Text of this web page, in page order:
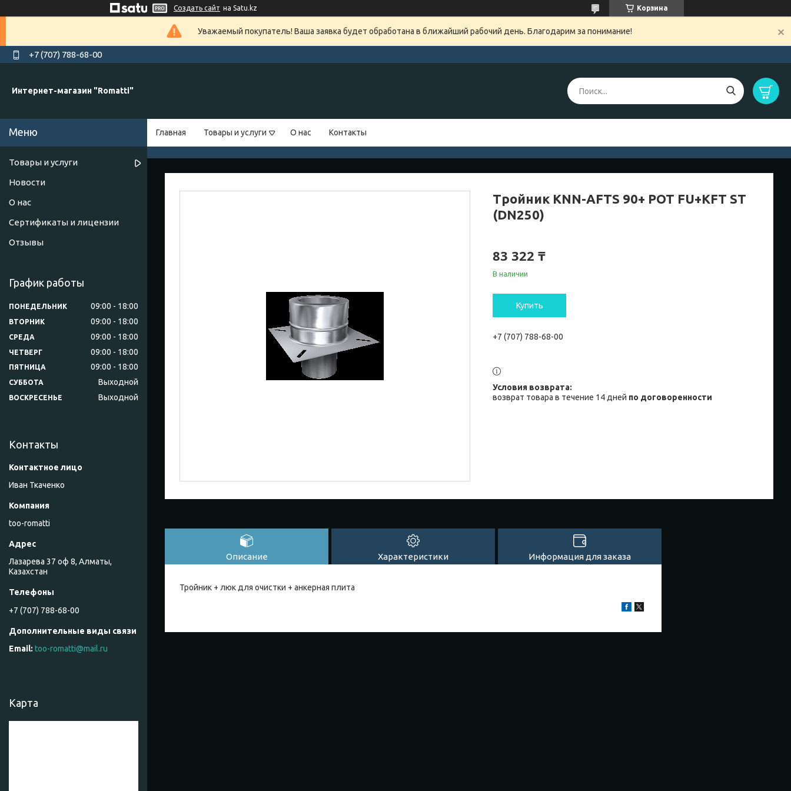
Создать сайт на Satu.kz Корзина
Уважаемый покупатель! Ваша заявка будет обработана в ближайший рабочий день. Благодарим за понимание!
+7 (707) 788-68-00
Интернет-магазин "Romatti"
Главная Товары и услуги О нас Контакты
Тройник KNN-AFTS 90+ POT FU+KFT ST
(DN250)
83 322 ₸
В наличии
Купить
+7 (707) 788-68-00
возврат товара в течение 14 дней по договоренности
Описание Характеристики Информация для заказа
Тройник + люк для очистки + анкерная плита
Товары и услуги
Новости
О нас
Сертификаты и лицензии
Отзывы
График работы
ПОНЕДЕЛЬНИК 09:00 18:00
ВТОРНИК 09:00 18:00
СРЕДА 09:00 18:00
ЧЕТВЕРГ 09:00 18:00
ПЯТНИЦА 09:00 18:00
СУББОТА Выходной
ВОСКРЕСЕНЬЕ Выходной
Контакты
Иван Ткаченко
too-romatti
Лазарева 37 оф 8, Алматы,
Казахстан
+7 (707) 788-68-00
too-romatti@mail.ru
Карта